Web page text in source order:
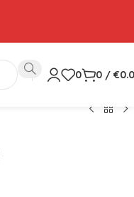
0 0 / €